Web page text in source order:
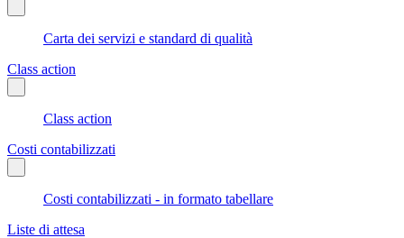
Carta dei servizi e standard di qualità
Class action
Class action
Costi contabilizzati
Costi contabilizzati - in formato tabellare
Liste di attesa